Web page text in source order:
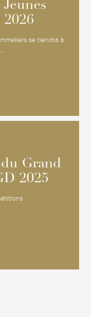
2026
se tiendra à
2026
Grand
2025
Grand
2025